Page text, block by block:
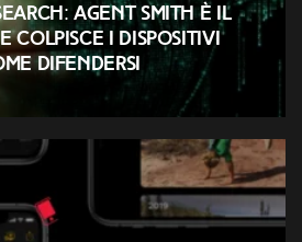
Agent Smith è il
colpisce i dispositivi
difendersi